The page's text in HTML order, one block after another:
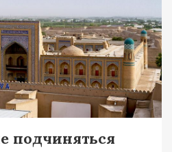
подчиняться